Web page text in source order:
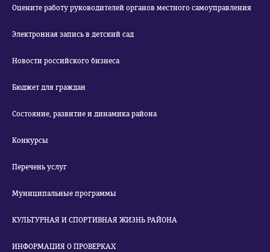
Оцените работу руководителей органов местного самоуправления
Электронная запись в детский сад
Новости российского бизнеса
Бюджет для граждан
Состояние, развитие и динамика района
Конкурсы
Перечень услуг
Муниципальные программы
КУЛЬТУРНАЯ И СПОРТИВНАЯ ЖИЗНЬ РАЙОНА
ИНФОРМАЦИЯ О ПРОВЕРКАХ